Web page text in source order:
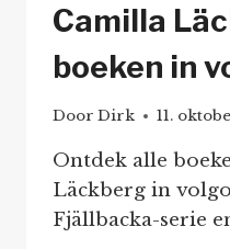
Camilla
boeken in
Door Dirk 11.
Ontdek alle
Läckberg in
Fjällbacka-serie